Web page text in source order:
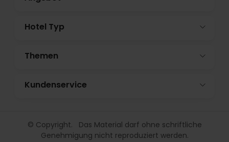
Hotel Typ
Themen
Kundenservice
© Copyright. Das Material darf ohne schriftliche
Genehmigung nicht reproduziert werden.